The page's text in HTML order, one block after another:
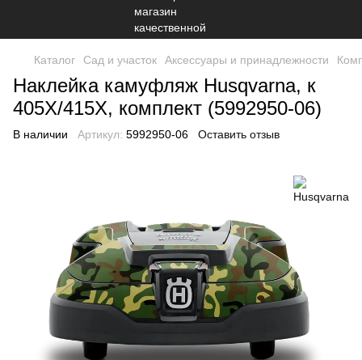
Каталог Сад и участок Аксессуары и принадлежности
Наклейка камуфляж Husqvarna, к
405Х/415X, комплект (5992950-06)
В наличии Артикул: 5992950-06 Оставить отзыв